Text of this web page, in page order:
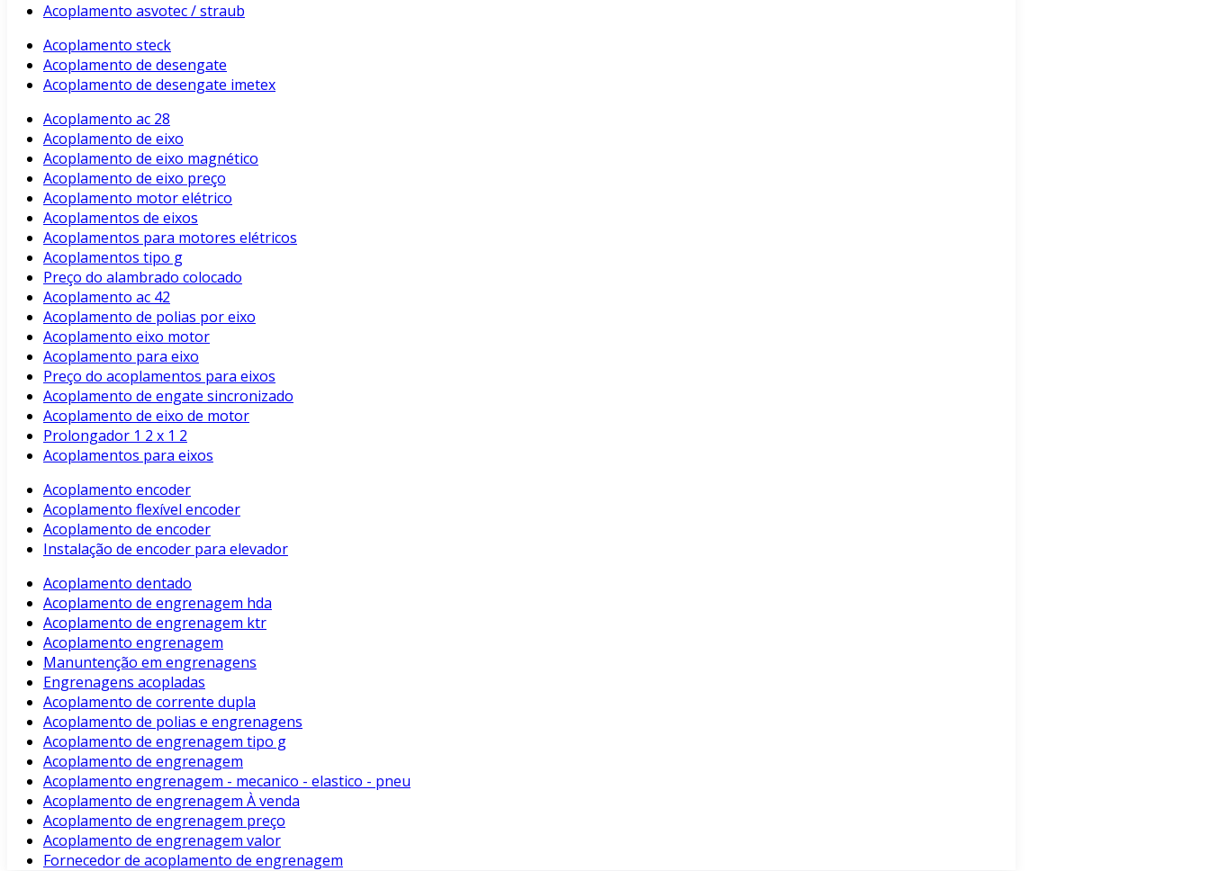
Acoplamento asvotec / straub
Acoplamento steck
Acoplamento de desengate
Acoplamento de desengate imetex
Acoplamento ac 28
Acoplamento de eixo
Acoplamento de eixo magnético
Acoplamento de eixo preço
Acoplamento motor elétrico
Acoplamentos de eixos
Acoplamentos para motores elétricos
Acoplamentos tipo g
Preço do alambrado colocado
Acoplamento ac 42
Acoplamento de polias por eixo
Acoplamento eixo motor
Acoplamento para eixo
Preço do acoplamentos para eixos
Acoplamento de engate sincronizado
Acoplamento de eixo de motor
Prolongador 1 2 x 1 2
Acoplamentos para eixos
Acoplamento encoder
Acoplamento flexível encoder
Acoplamento de encoder
Instalação de encoder para elevador
Acoplamento dentado
Acoplamento de engrenagem hda
Acoplamento de engrenagem ktr
Acoplamento engrenagem
Manuntenção em engrenagens
Engrenagens acopladas
Acoplamento de corrente dupla
Acoplamento de polias e engrenagens
Acoplamento de engrenagem tipo g
Acoplamento de engrenagem
Acoplamento engrenagem - mecanico - elastico - pneu
Acoplamento de engrenagem À venda
Acoplamento de engrenagem preço
Acoplamento de engrenagem valor
Fornecedor de acoplamento de engrenagem